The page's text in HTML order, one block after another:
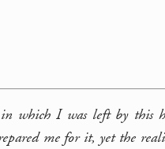
which I was left by this
me for it, yet the